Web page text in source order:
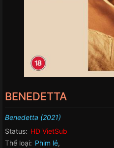
BENEDETTA
Benedetta (2021)
Status: HD VietSub
Thể loại: Phim lẻ,